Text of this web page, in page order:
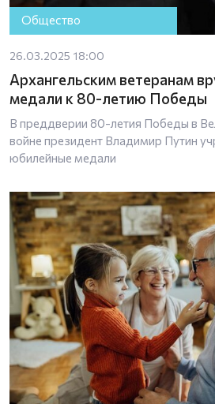
Общество
26.03.2025 18:00
Архангельским ветеранам
медали к 80-летию Победы
В преддверии 80-летия Победы в
войне президент Владимир Путин
юбилейные медали